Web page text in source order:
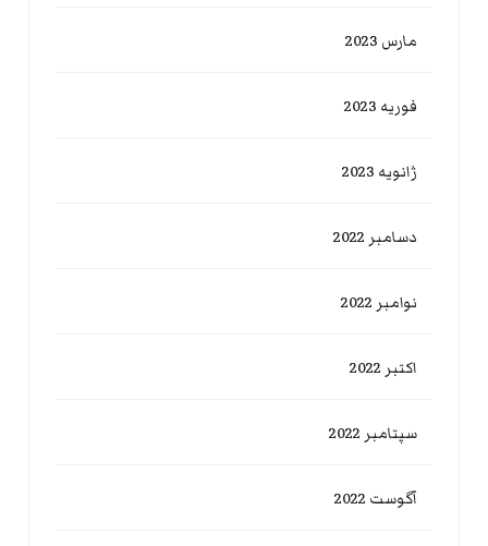
مارس 2023
فوریه 2023
ژانویه 2023
دسامبر 2022
نوامبر 2022
اکتبر 2022
سپتامبر 2022
آگوست 2022